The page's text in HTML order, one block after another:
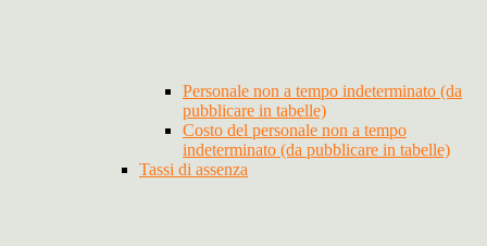
Personale non a tempo indeterminato (da
pubblicare in tabelle)
Costo del personale non a tempo
indeterminato (da pubblicare in tabelle)
Tassi di assenza